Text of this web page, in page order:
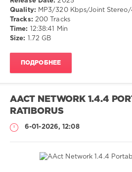
Quality: MP3/320 Kbps/Joint Stereo/
Tracks: 200 Tracks
Time:
12:38:41 Min
Size:
1.72 GB
ПОДРОБНЕЕ
AACT NETWORK 1.4.4
RATIBORUS
6-01-2026, 12:08